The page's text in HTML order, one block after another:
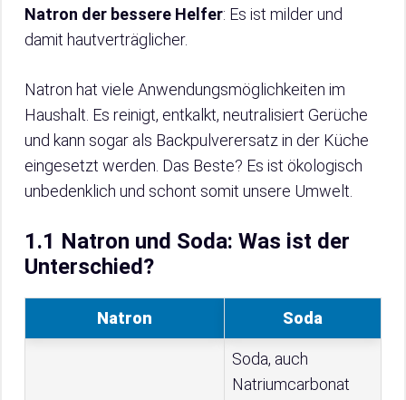
Natron der bessere Helfer: Es ist milder und
damit hautverträglicher.
Natron hat viele Anwendungsmöglichkeiten im
Haushalt. Es reinigt, entkalkt, neutralisiert Gerüche
und kann sogar als Backpulverersatz in der Küche
eingesetzt werden. Das Beste? Es ist ökologisch
unbedenklich und schont somit unsere Umwelt.
1.1 Natron und Soda: Was ist der
Unterschied?
Natron Soda
Soda, auch
Natriumcarbonat